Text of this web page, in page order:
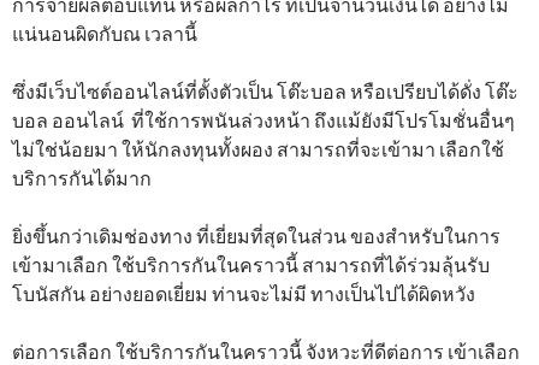
การจ่ายผลตอบแทน หรือผลกำไร ที่เป็นจำนวนเงินได้ อย่างไม่
แน่นอนผิดกับณ เวลานี้
ซึ่งมีเว็บไซต์ออนไลน์ที่ตั้งตัวเป็น โต๊ะบอล หรือเปรียบได้ดั่ง โต๊ะ
บอล ออนไลน์ ที่ใช้การพนันล่วงหน้า ถึงแม้ยังมีโปรโมชั่นอื่นๆ
ไม่ใช่น้อยมา ให้นักลงทุนทั้งผอง สามารถที่จะเข้ามา เลือกใช้
บริการกันได้มาก
ยิ่งขึ้นกว่าเดิมช่องทาง ที่เยี่ยมที่สุดในส่วน ของสำหรับในการ
เข้ามาเลือก ใช้บริการกันในคราวนี้ สามารถที่ได้ร่วมลุ้นรับ
โบนัสกัน อย่างยอดเยี่ยม ท่านจะไม่มี ทางเป็นไปได้ผิดหวัง
ต่อการเลือก ใช้บริการกันในคราวนี้ จังหวะที่ดีต่อการ เข้าเลือก